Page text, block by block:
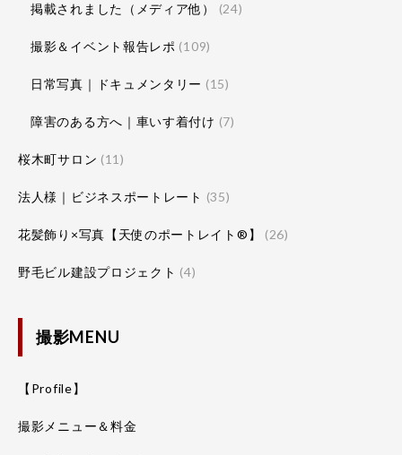
掲載されました（メディア他） (24)
撮影＆イベント報告レポ (109)
日常写真｜ドキュメンタリー (15)
障害のある方へ｜車いす着付け (7)
桜木町サロン (11)
法人様｜ビジネスポートレート (35)
花髪飾り×写真【天使のポートレイト®】 (26)
野毛ビル建設プロジェクト (4)
撮影MENU
【Profile】
撮影メニュー＆料金